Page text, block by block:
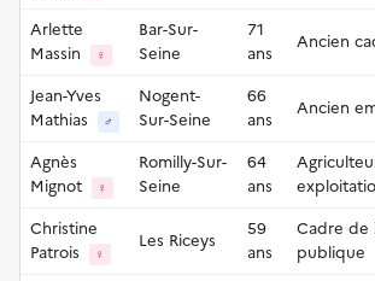
Arlette
Massin
♀
Bar-Sur-
Seine
71
ans
Ancien
Jean-Yves
Mathias
♂
Nogent-
Sur-Seine
66
ans
Ancien
Agnès
Mignot
♀
Romilly-Sur-
Seine
64
ans
Christine
Patrois
♀
Les Riceys
59
ans
Cadre de
publique